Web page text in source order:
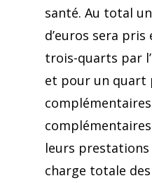
santé. Au total
d’euros sera
trois-quarts par
et pour un quart
leurs
charge totale